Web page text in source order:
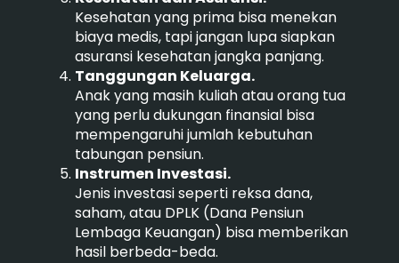
Kesehatan yang prima bisa menekan
biaya medis, tapi jangan lupa siapkan
asuransi kesehatan jangka panjang.
Tanggungan Keluarga.
Anak yang masih kuliah atau orang tua
yang perlu dukungan finansial bisa
mempengaruhi jumlah kebutuhan
tabungan pensiun.
Instrumen Investasi.
Jenis investasi seperti reksa dana,
saham, atau DPLK (Dana Pensiun
Lembaga Keuangan) bisa memberikan
hasil berbeda-beda.